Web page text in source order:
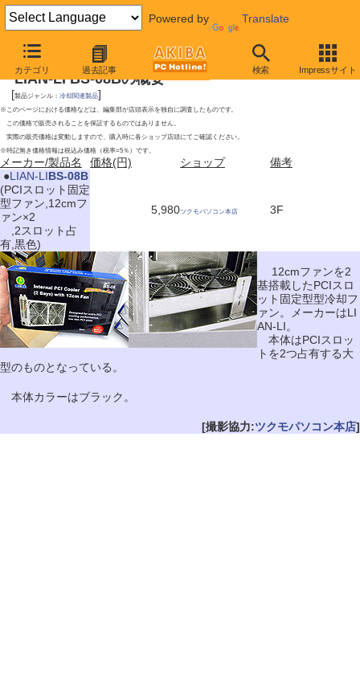
Powered by Translate
カテゴリ 過去記事 検索 Impressサイト
2010年7月10日号
LIAN-LI BS-08Bの概要
[製品ジャンル： 冷却関連製品]
※このページにおける価格などは、編集部が店頭表示を独自に調査したものです。
この価格で販売されることを保証するものではありません。
実際の販売価格は変動しますので、購入時に各ショップ店頭にてご確認ください。
※特記無き価格情報は税込み価格（税率=5％）です。
メーカー/製品名 価格(円) ショップ
備考
●LIAN-LIBS-08B
(PCIスロット固定
型ファン,12cmフ
ァン×2
,2スロット占
有,黒色)
5,980ツクモパソコン本店 3F
12cmファンを2
基搭載したPCIスロ
ット固定型型冷却フ
ァン。メーカーはLI
AN-LI。
本体はPCIスロッ
トを2つ占有する大
型のものとなっている。
本体カラーはブラック。
[撮影協力:ツクモパソコン本店]